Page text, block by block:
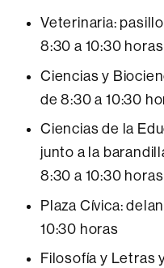
Veterinaria:
8:30 a 10:30 horas
Ciencias y
de 8:30 a 10:30
Ciencias de la
junto a la
8:30 a 10:30 horas
Plaza Cívica:
10:30 horas
Filosofía y Letras